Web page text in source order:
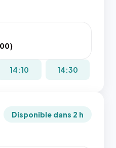
14:10 14:30
Disponible dans 2 h